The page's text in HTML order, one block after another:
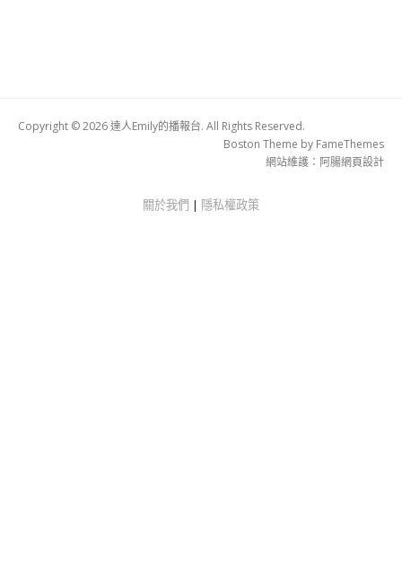
Copyright © 2026 達人Emily的播報台. All Rights Reserved.
Boston Theme by FameThemes
網站維護： 阿腸網頁設計
關於我們 | 隱私權政策